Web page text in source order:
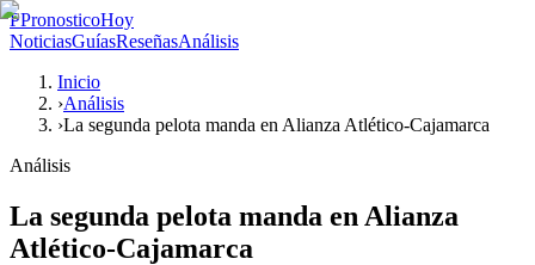
PPronosticoHoy
NoticiasGuíasReseñasAnálisis
Inicio
›Análisis
›La segunda pelota manda en Alianza Atlético-Cajamarca
Análisis
La segunda pelota manda en Alianza
Atlético-Cajamarca